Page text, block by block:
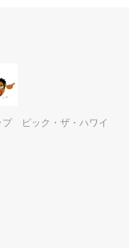
プ ピック・ザ・ハワイ